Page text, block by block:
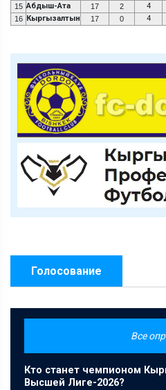
15 Абдыш-Ата 17 2 4
16 Кыргызалтын 17 0 4
Голосование
Все
Кто станет чемпионом
Высшей Лиге-2026?